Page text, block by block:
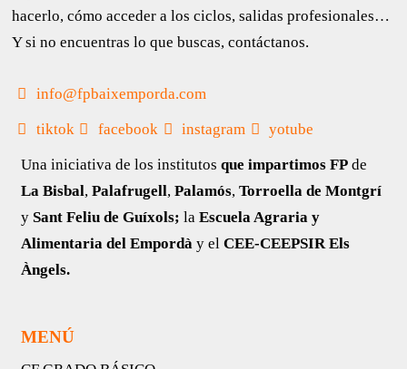
hacerlo, cómo acceder a los ciclos, salidas profesionales…
Y si no encuentras lo que buscas, contáctanos.
info@fpbaixemporda.com
tiktok facebook instagram yotube
Una iniciativa de los institutosque impartimos FP de
La Bisbal,Palafrugell,Palamós,Torroella de Montgrí
y Sant Feliu de Guíxols;la Escuela Agraria y
Alimentaria del Empordày el CEE-CEEPSIR Els
Àngels.
MENÚ